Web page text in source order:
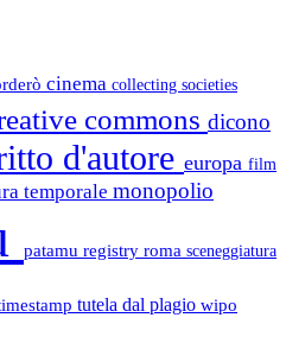
cinema collecting societies
commons dicono
d'autore europa film
temporale monopolio
patamu registry roma sceneggiatura
tutela dal plagio wipo